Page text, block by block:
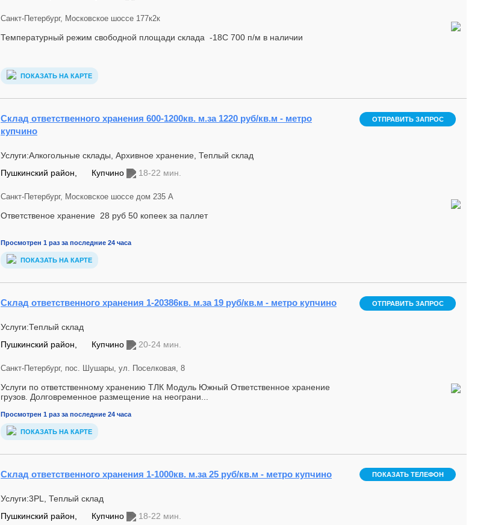
Санкт-Петербург, Московское шоссе 177к2к
Температурный режим свободной площади склада -18С 700 п/м в наличии
ПОКАЗАТЬ НА КАРТЕ
Склад ответственного хранения 600-1200кв. м.за 1220 руб/кв.м - метро
купчино
Услуги:Алкогольные склады, Архивное хранение, Теплый склад
Пушкинский район,
Купчино 18-22 мин.
Санкт-Петербург, Московское шоссе дом 235 А
Ответственое хранение 28 руб 50 копеек за паллет
ОТПРАВИТЬ ЗАПРОС
Просмотрен 1 раз за последние 24 часа
ПОКАЗАТЬ НА КАРТЕ
Склад ответственного хранения 1-20386кв. м.за 19 руб/кв.м - метро купчино
Услуги:Теплый склад
Пушкинский район,
Купчино 20-24 мин.
Санкт-Петербург, пос. Шушары, ул. Поселковая, 8
Услуги по ответственному хранению ТЛК Модуль Южный Ответственное хранение
грузов. Долговременное размещение на неограни...
ОТПРАВИТЬ ЗАПРОС
Просмотрен 1 раз за последние 24 часа
ПОКАЗАТЬ НА КАРТЕ
Склад ответственного хранения 1-1000кв. м.за 25 руб/кв.м - метро купчино
Услуги:3PL, Теплый склад
Пушкинский район,
Купчино 18-22 мин.
ПОКАЗАТЬ ТЕЛЕФОН